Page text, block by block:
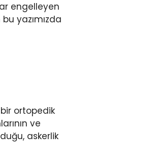
engelleyen
yazımızda
ortopedik
ve
askerlik